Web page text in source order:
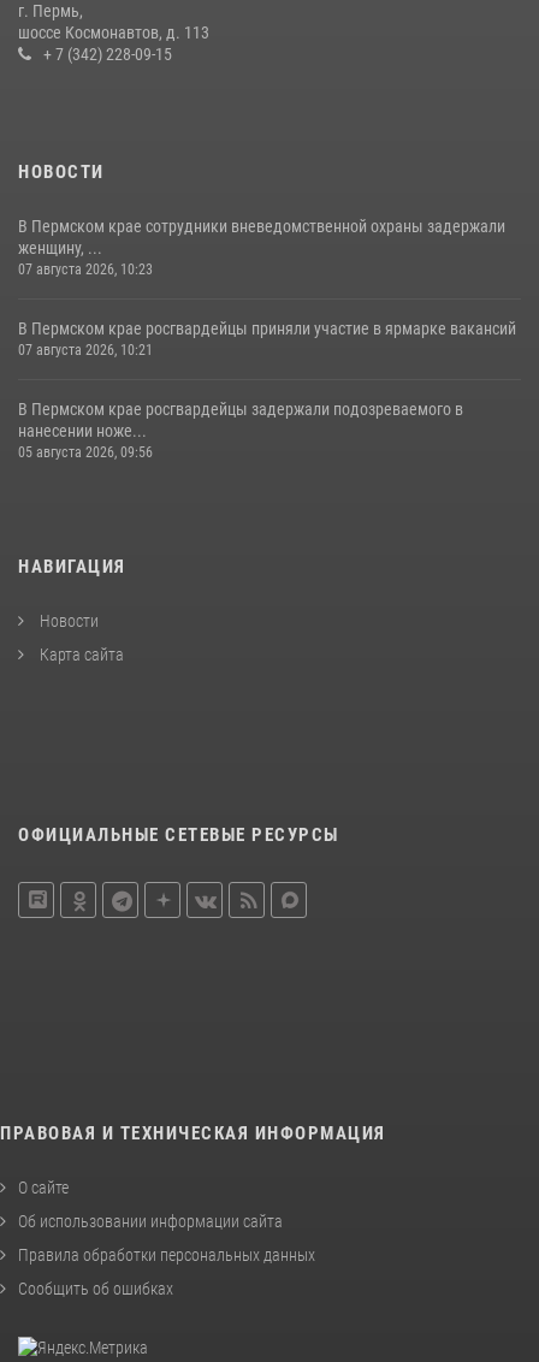
г. Пермь,
шоссе Космонавтов, д. 113
+ 7 (342) 228-09-15
НОВОСТИ
В Пермском крае сотрудники вневедомственной охраны задержали
женщину, ...
07 августа 2026, 10:23
В Пермском крае росгвардейцы приняли участие в ярмарке вакансий
07 августа 2026, 10:21
В Пермском крае росгвардейцы задержали подозреваемого в
нанесении ноже...
05 августа 2026, 09:56
НАВИГАЦИЯ
Новости
Карта сайта
ОФИЦИАЛЬНЫЕ СЕТЕВЫЕ РЕСУРСЫ
ПРАВОВАЯ И ТЕХНИЧЕСКАЯ ИНФОРМАЦИЯ
О сайте
Об использовании информации сайта
Правила обработки персональных данных
Сообщить об ошибках